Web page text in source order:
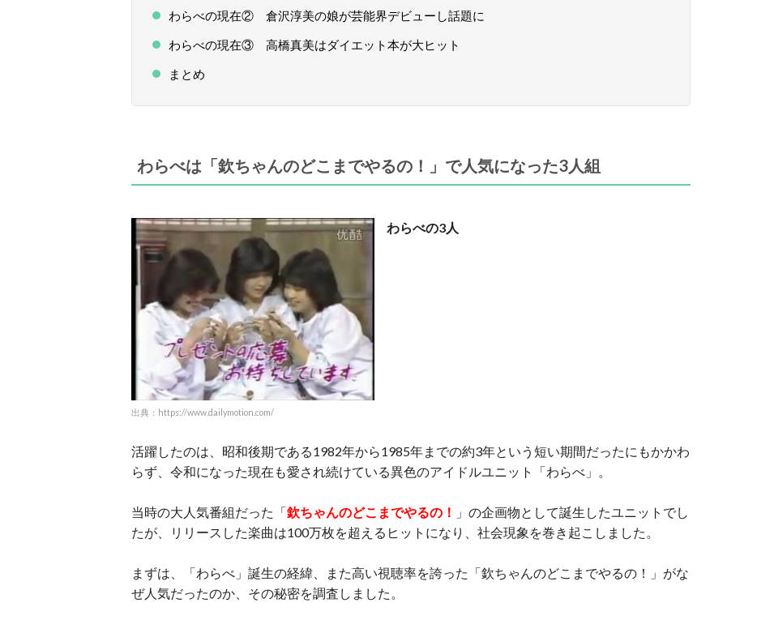
わらべの現在② 倉沢淳美の娘が芸能界デビューし話題に
わらべの現在③ 高橋真美はダイエット本が大ヒット
まとめ
わらべは「欽ちゃんのどこまでやるの！」で人気になった3人組
出典：https://www.dailymotion.com/
わらべの3人
活躍したのは、昭和後期である1982年から1985年までの約3年という短い期間だったにもかかわ
らず、令和になった現在も愛され続けている異色のアイドルユニット「わらべ」。
当時の大人気番組だった「欽ちゃんのどこまでやるの！ 」の企画物として誕生したユニットでし
たが、リリースした楽曲は100万枚を超えるヒットになり、社会現象を巻き起こしました。
まずは、「わらべ」誕生の経緯、また高い視聴率を誇った「欽ちゃんのどこまでやるの！」がな
ぜ人気だったのか、その秘密を調査しました。